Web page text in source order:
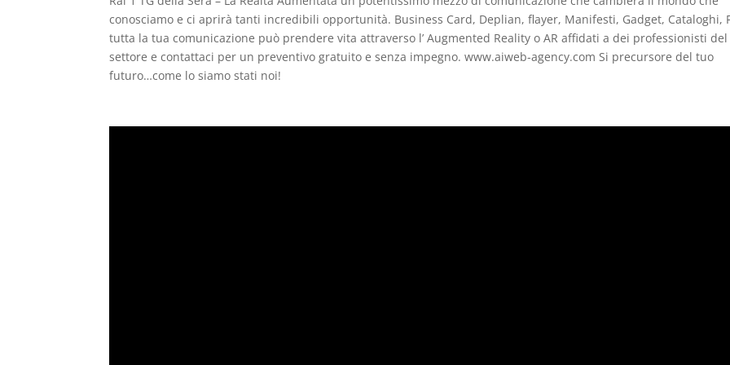
conosciamo e ci aprirà tanti incredibili opportunità. Business Card, Deplian, flayer, Manifesti, Gadget, Cataloghi,
tutta la tua comunicazione può prendere vita attraverso l’ Augmented Reality o AR affidati a dei professionisti del
settore e contattaci per un preventivo gratuito e senza impegno. www.aiweb-agency.com Si precursore del tuo
futuro…come lo siamo stati noi!